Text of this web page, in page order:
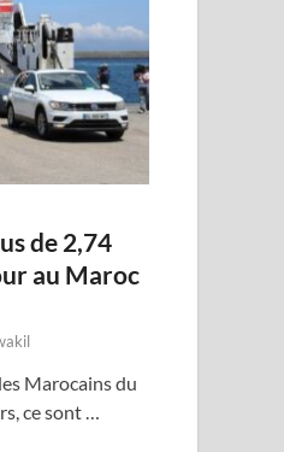
de 2,74
au Maroc
Marocains du
ce sont …